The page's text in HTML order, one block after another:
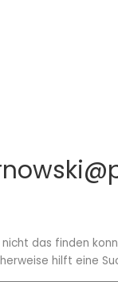
nicht das finden
hilft eine